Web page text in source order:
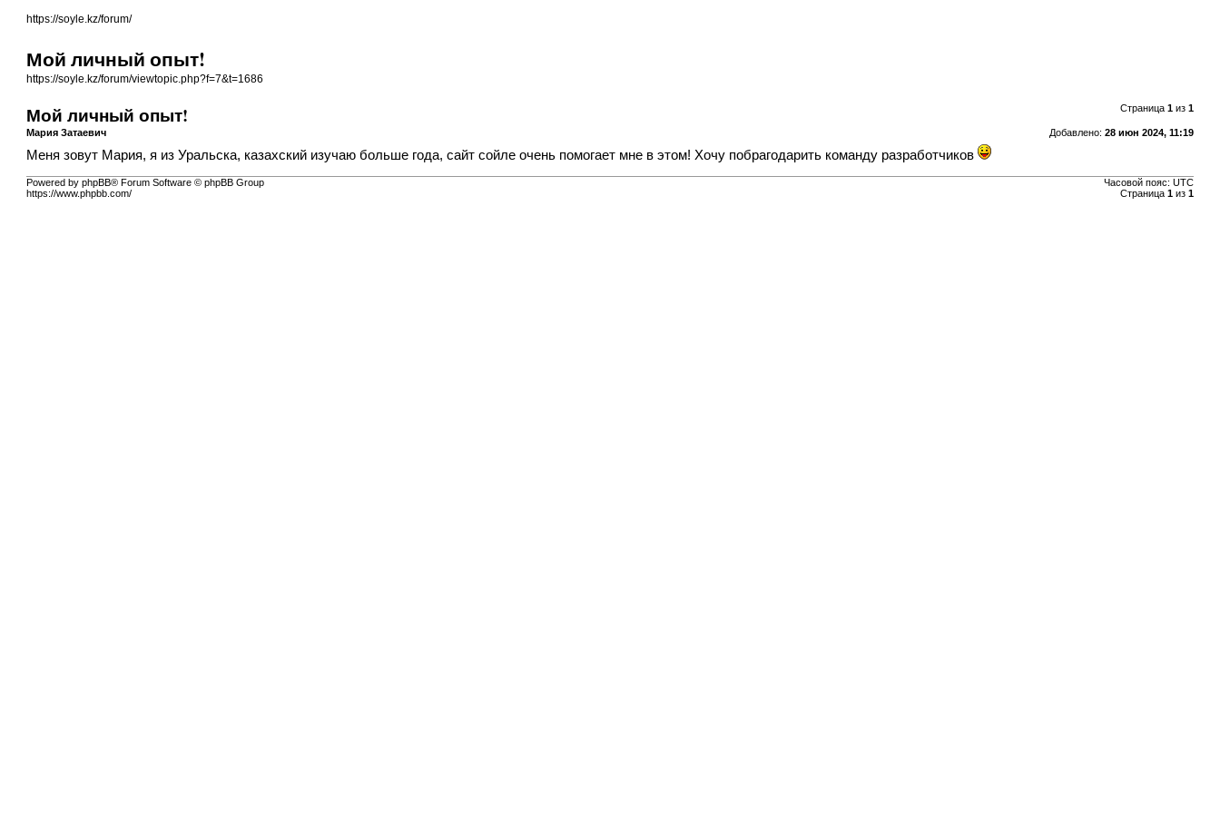
https://soyle.kz/forum/
Мой личный опыт!
https://soyle.kz/forum/viewtopic.php?f=7&t=1686
Страница 1из 1
Мой личный опыт!
Добавлено: 28 июн 2024, 11:19
Мария Затаевич
Меня зовут Мария, я из Уральска, казахский изучаю больше года, сайт сойле очень помогает мне в этом! Хочу побрагодарить команду разработчиков
Часовой пояс: UTC
Страница 1из 1
Powered by phpBB® Forum Software © phpBB Group
https://www.phpbb.com/